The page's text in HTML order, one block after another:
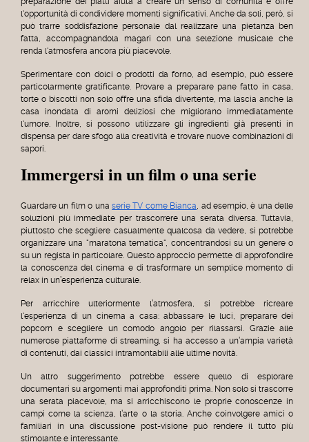
l'opportunità di condividere momenti significativi. Anche da soli, però, si
può trarre soddisfazione personale dal realizzare una pietanza ben
fatta, accompagnandola magari con una selezione musicale che
renda l'atmosfera ancora più piacevole.
Sperimentare con dolci o prodotti da forno, ad esempio, può essere
particolarmente gratificante. Provare a preparare pane fatto in casa,
torte o biscotti non solo offre una sfida divertente, ma lascia anche la
casa inondata di aromi deliziosi che migliorano immediatamente
l'umore. Inoltre, si possono utilizzare gli ingredienti già presenti in
dispensa per dare sfogo alla creatività e trovare nuove combinazioni di
sapori.
Immergersi in un film o una serie
Guardare un film o unaserie TV come Bianca, ad esempio, è una delle
soluzioni più immediate per trascorrere una serata diversa. Tuttavia,
piuttosto che scegliere casualmente qualcosa da vedere, si potrebbe
organizzare una "maratona tematica", concentrandosi su un genere o
su un regista in particolare. Questo approccio permette di approfondire
la conoscenza del cinema e di trasformare un semplice momento di
relax in un’esperienza culturale.
Per arricchire ulteriormente l’atmosfera, si potrebbe ricreare
l'esperienza di un cinema a casa: abbassare le luci, preparare dei
popcorn e scegliere un comodo angolo per rilassarsi. Grazie alle
numerose piattaforme di streaming, si ha accesso a un’ampia varietà
di contenuti, dai classici intramontabili alle ultime novità.
Un altro suggerimento potrebbe essere quello di esplorare
documentari su argomenti mai approfonditi prima. Non solo si trascorre
una serata piacevole, ma si arricchiscono le proprie conoscenze in
campi come la scienza, l’arte o la storia. Anche coinvolgere amici o
familiari in una discussione post-visione può rendere il tutto più
stimolante e interessante.